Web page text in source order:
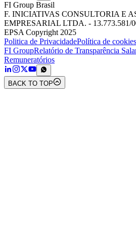
FI Group Brasil
F. INICIATIVAS CONSULTORIA E
EMPRESARIAL LTDA. - 13.773.581/
EPSA Copyright 2025
Politica de PrivacidadePolítica de cookies
FI GroupRelatório de Transparência
Remuneratórios
BACK TO TOP